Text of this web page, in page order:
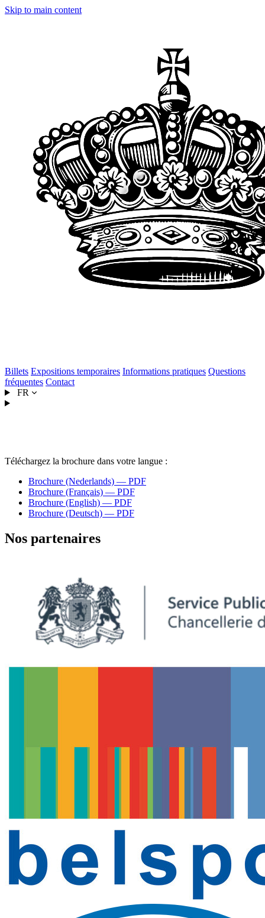
Skip to main content
Billets Expositions temporaires Informations pratiques Questions
fréquentes Contact
FR
Téléchargez la brochure dans votre langue :
Brochure (Nederlands) — PDF
Brochure (Français) — PDF
Brochure (English) — PDF
Brochure (Deutsch) — PDF
Nos partenaires